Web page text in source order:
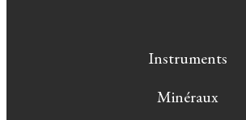
Instruments
Minéraux